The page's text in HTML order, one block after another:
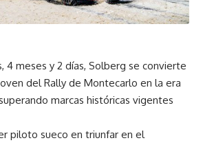
4 meses y 2 días, Solberg se convierte
del Rally de Montecarlo en la era
marcas históricas vigentes
piloto sueco en triunfar en el